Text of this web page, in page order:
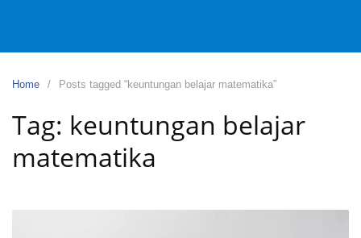
Home Posts tagged “keuntungan belajar matematika”
Tag: keuntungan belajar
matematika